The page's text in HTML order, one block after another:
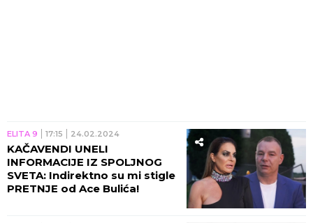
ELITA 9 17:15 24.02.2024
KAČAVENDI UNELI
INFORMACIJE IZ SPOLJNOG
SVETA: Indirektno su mi stigle
PRETNJE od Ace Bulića!